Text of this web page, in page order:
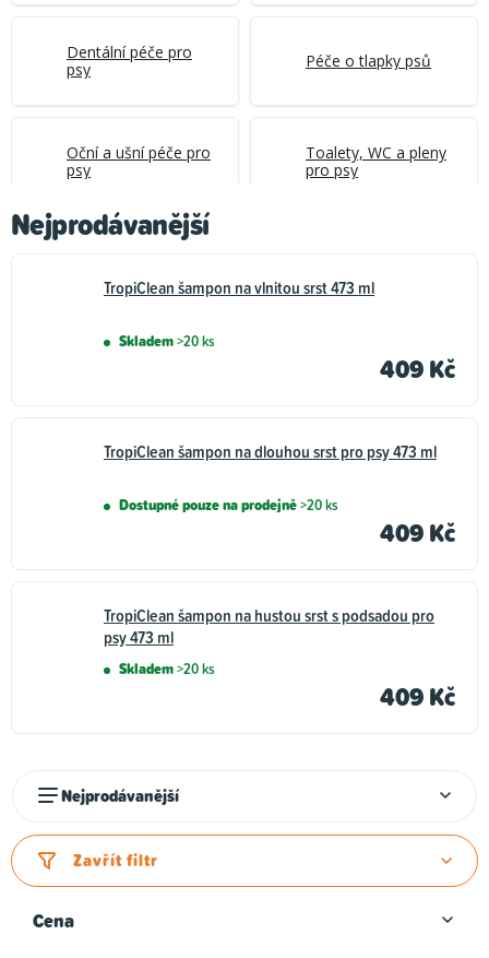
Dentální péče pro
psy
Péče o tlapky psů
Oční a ušní péče pro
psy
Toalety, WC a pleny
pro psy
Nejprodávanější
TropiClean šampon na vlnitou srst 473 ml
Skladem>20 ks
409 Kč
TropiClean šampon na dlouhou srst pro psy 473 ml
Dostupné pouze na prodejně>20 ks
409 Kč
TropiClean šampon na hustou srst s podsadou pro
psy 473 ml
Skladem>20 ks
409 Kč
z
e
í
Nejprodávanější
Zavřít filtr
Cena